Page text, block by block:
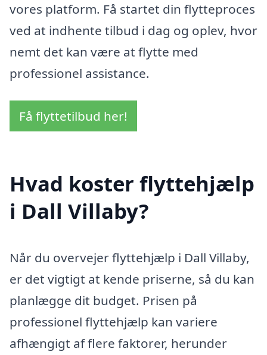
vores platform. Få startet din flytteproces
ved at indhente tilbud i dag og oplev, hvor
nemt det kan være at flytte med
professionel assistance.
Få flyttetilbud her!
Hvad koster flyttehjælp
i Dall Villaby?
Når du overvejer flyttehjælp i Dall Villaby,
er det vigtigt at kende priserne, så du kan
planlægge dit budget. Prisen på
professionel flyttehjælp kan variere
afhængigt af flere faktorer, herunder